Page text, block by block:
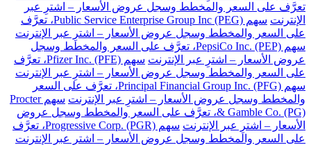
تعرَّف على السعر والمخطط وسجل عروض الأسعار – اشترِ عبر
الإنترنت
سهم Public Service Enterprise Group Inc (PEG)، تعرَّف
على السعر والمخطط وسجل عروض الأسعار – اشترِ عبر الإنترنت
سهم PepsiCo Inc. (PEP)، تعرَّف على السعر والمخطط وسجل
عروض الأسعار – اشترِ عبر الإنترنت
سهم Pfizer Inc. (PFE)، تعرَّف
على السعر والمخطط وسجل عروض الأسعار – اشترِ عبر الإنترنت
سهم Principal Financial Group Inc. (PFG)، تعرَّف على السعر
والمخطط وسجل عروض الأسعار – اشترِ عبر الإنترنت
سهم Procter
& Gamble Co. (PG)، تعرَّف على السعر والمخطط وسجل عروض
الأسعار – اشترِ عبر الإنترنت
سهم Progressive Corp. (PGR)، تعرَّف
على السعر والمخطط وسجل عروض الأسعار – اشترِ عبر الإنترنت